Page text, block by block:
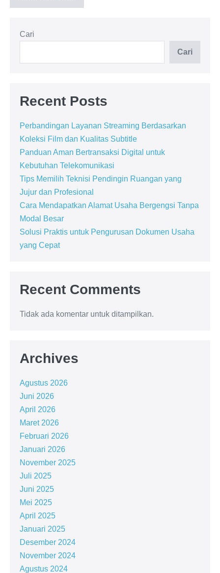
Cari
Cari
Recent Posts
Perbandingan Layanan Streaming Berdasarkan
Koleksi Film dan Kualitas Subtitle
Panduan Aman Bertransaksi Digital untuk
Kebutuhan Telekomunikasi
Tips Memilih Teknisi Pendingin Ruangan yang
Jujur dan Profesional
Cara Mendapatkan Alamat Usaha Bergengsi Tanpa
Modal Besar
Solusi Praktis untuk Pengurusan Dokumen Usaha
yang Cepat
Recent Comments
Tidak ada komentar untuk ditampilkan.
Archives
Agustus 2026
Juni 2026
April 2026
Maret 2026
Februari 2026
Januari 2026
November 2025
Juli 2025
Juni 2025
Mei 2025
April 2025
Januari 2025
Desember 2024
November 2024
Agustus 2024